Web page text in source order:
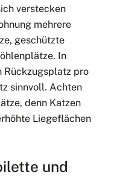
verstecken
mehrere
geschützte
In
Rückzugsplatz pro
sinnvoll. Achten
denn Katzen
Liegeflächen
und